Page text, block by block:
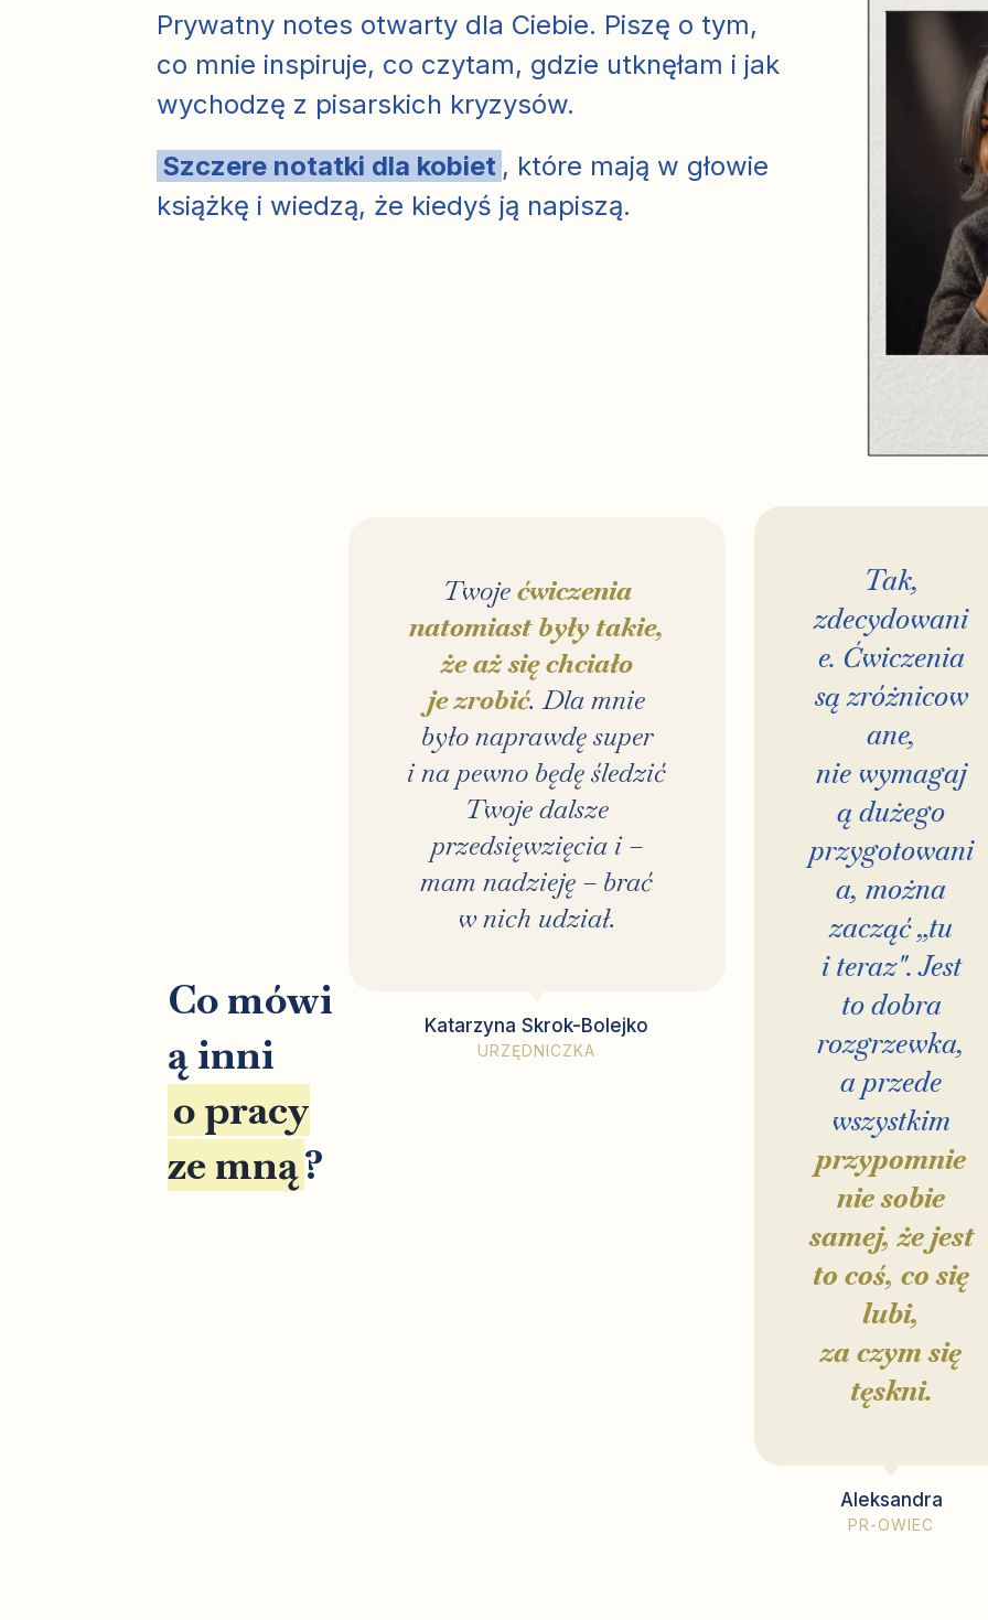
Prywatny notes otwarty dla Ciebie. Piszę o tym,
co mnie inspiruje, co czytam, gdzie utknęłam i jak
wychodzę z pisarskich kryzysów.
Szczere notatki dla kobiet , które mają w głowie
książkę i wiedzą, że kiedyś ją napiszą.
Co mówi
ą inni
o pracy
ze mną?
Twojećwiczenia
natomiast były takie,
że aż się chciało
je zrobić. Dla mnie
było naprawdę super
i na pewno będę śledzić
Twoje dalsze
przedsięwzięcia i –
mam nadzieję – brać
w nich udział.
Katarzyna Skrok-Bolejko
URZĘDNICZKA
Tak,
zdecydowani
e. Ćwiczenia
są zróżnicow
ane,
nie wymagaj
ą dużego
przygotowani
a, można
zacząć „tu
i teraz". Jest
to dobra
rozgrzewka,
a przede
wszystkim
przypomnie
nie sobie
samej, że jest
to coś, co się
lubi,
za czym się
tęskni.
Aleksandra
PR-OWIEC